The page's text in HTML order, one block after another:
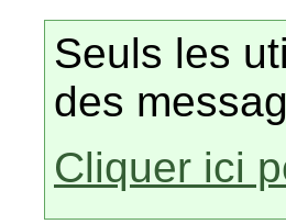
Seuls les
des
Cliquer ici